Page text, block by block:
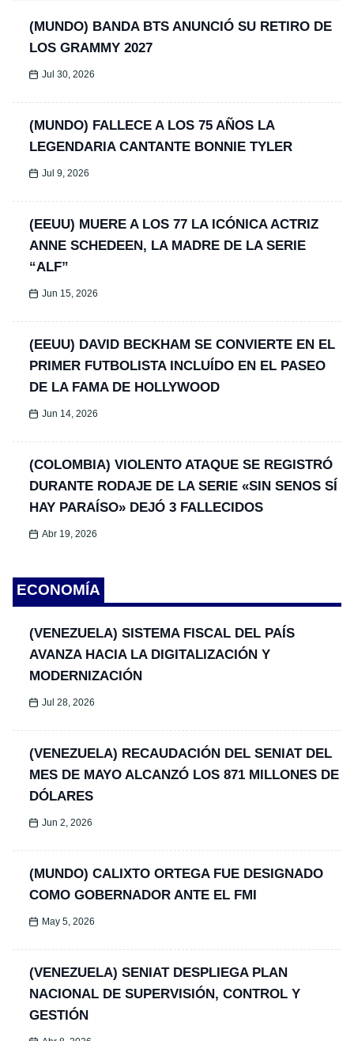
(MUNDO) BANDA BTS ANUNCIÓ SU RETIRO DE
LOS GRAMMY 2027
Jul 30, 2026
(MUNDO) FALLECE A LOS 75 AÑOS LA
LEGENDARIA CANTANTE BONNIE TYLER
Jul 9, 2026
(EEUU) MUERE A LOS 77 LA ICÓNICA ACTRIZ
ANNE SCHEDEEN, LA MADRE DE LA SERIE
“ALF”
Jun 15, 2026
(EEUU) DAVID BECKHAM SE CONVIERTE EN EL
PRIMER FUTBOLISTA INCLUÍDO EN EL PASEO
DE LA FAMA DE HOLLYWOOD
Jun 14, 2026
(COLOMBIA) VIOLENTO ATAQUE SE REGISTRÓ
DURANTE RODAJE DE LA SERIE «SIN SENOS SÍ
HAY PARAÍSO» DEJÓ 3 FALLECIDOS
Abr 19, 2026
ECONOMÍA
(VENEZUELA) SISTEMA FISCAL DEL PAÍS
AVANZA HACIA LA DIGITALIZACIÓN Y
MODERNIZACIÓN
Jul 28, 2026
(VENEZUELA) RECAUDACIÓN DEL SENIAT DEL
MES DE MAYO ALCANZÓ LOS 871 MILLONES DE
DÓLARES
Jun 2, 2026
(MUNDO) CALIXTO ORTEGA FUE DESIGNADO
COMO GOBERNADOR ANTE EL FMI
May 5, 2026
(VENEZUELA) SENIAT DESPLIEGA PLAN
NACIONAL DE SUPERVISIÓN, CONTROL Y
GESTIÓN